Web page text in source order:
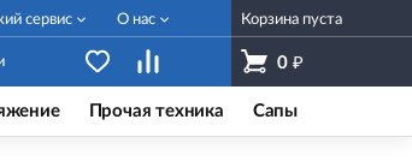
Корзина пуста
0 ₽
сервис О нас
Прочая техника Сапы